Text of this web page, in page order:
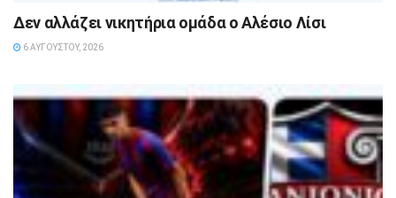
Δεν αλλάζει νικητήρια ομάδα ο Αλέσιο Λίσι
6 ΑΥΓΟΎΣΤΟΥ, 2026